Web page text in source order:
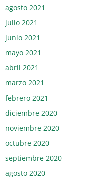
agosto 2021
julio 2021
junio 2021
mayo 2021
abril 2021
marzo 2021
febrero 2021
diciembre 2020
noviembre 2020
octubre 2020
septiembre 2020
agosto 2020